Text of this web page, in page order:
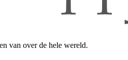
van over de hele wereld.